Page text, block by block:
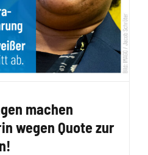
machen
wegen Quote zur